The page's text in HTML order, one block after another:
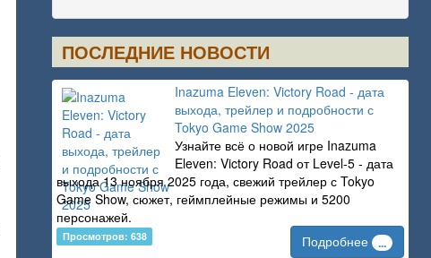
ПОСЛЕДНИЕ НОВОСТИ
Inazuma Eleven: Victory Road - дата
выхода, трейлер и подробности с
Tokyo Game Show 2025
Узнайте всё о новой игре Inazuma
Eleven: Victory Road от Level-5 - дата
выхода 13 ноября 2025 года, свежий трейлер с Tokyo
Game Show, сюжет, геймплейные режимы и 5200
персонажей.
Просмотров: 638 Подробнее ...